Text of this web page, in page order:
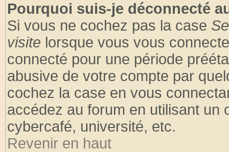
Pourquoi suis-je déconnecté
Si vous ne cochez pas la case
visite lorsque vous vous
connecté pour une période
abusive de votre compte par
cochez la case en vous
accédez au forum en utilisant un
cybercafé, université, etc.
Revenir en haut